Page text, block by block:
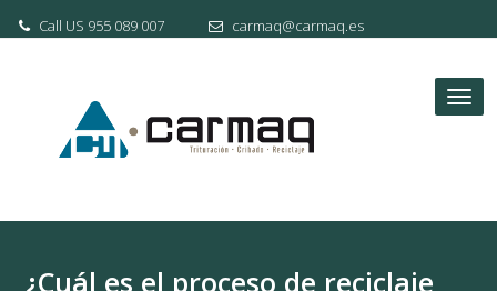
to
Call US 955 089 007 carmaq@carmaq.es
¿Cuál es el proceso de reciclaje